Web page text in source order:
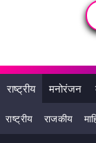
IMD
Mumbai Monsoon
Mumbai rains
आयएमडी
राष्ट्रीय मनोरंजन
राष्ट्रीय राजकीय